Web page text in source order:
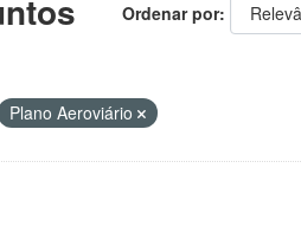
Ordenar por
Plano Aeroviário